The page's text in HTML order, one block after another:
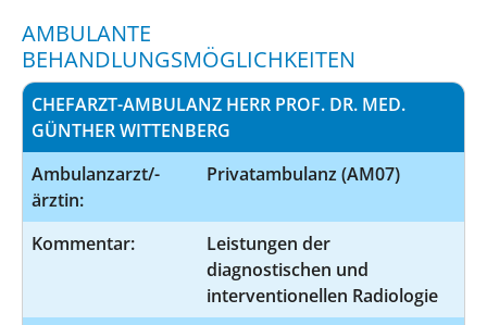
AMBULANTE
BEHANDLUNGSMÖGLICHKEITEN
CHEFARZT-AMBULANZ HERR PROF. DR. MED.
GÜNTHER WITTENBERG
Ambulanzarzt/-
ärztin:
Privatambulanz (AM07)
Kommentar:
Leistungen der
diagnostischen und
interventionellen Radiologie